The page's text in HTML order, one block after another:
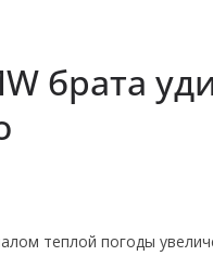
брата
теплой погоды